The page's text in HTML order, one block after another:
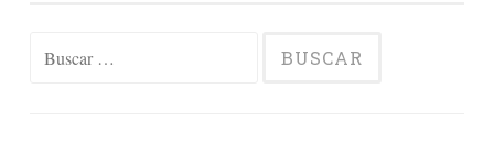
Buscar: